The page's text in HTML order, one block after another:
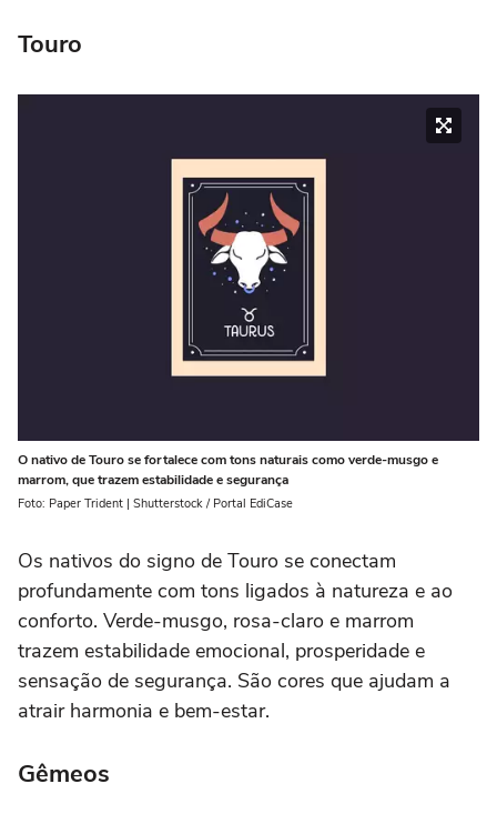
Touro
O nativo de Touro se fortalece com tons naturais como verde-musgo e
marrom, que trazem estabilidade e segurança
Foto: Paper Trident | Shutterstock / Portal EdiCase
Os nativos do signo de Touro se conectam
profundamente com tons ligados à natureza e ao
conforto. Verde-musgo, rosa-claro e marrom
trazem estabilidade emocional, prosperidade e
sensação de segurança. São cores que ajudam a
atrair harmonia e bem-estar.
Gêmeos